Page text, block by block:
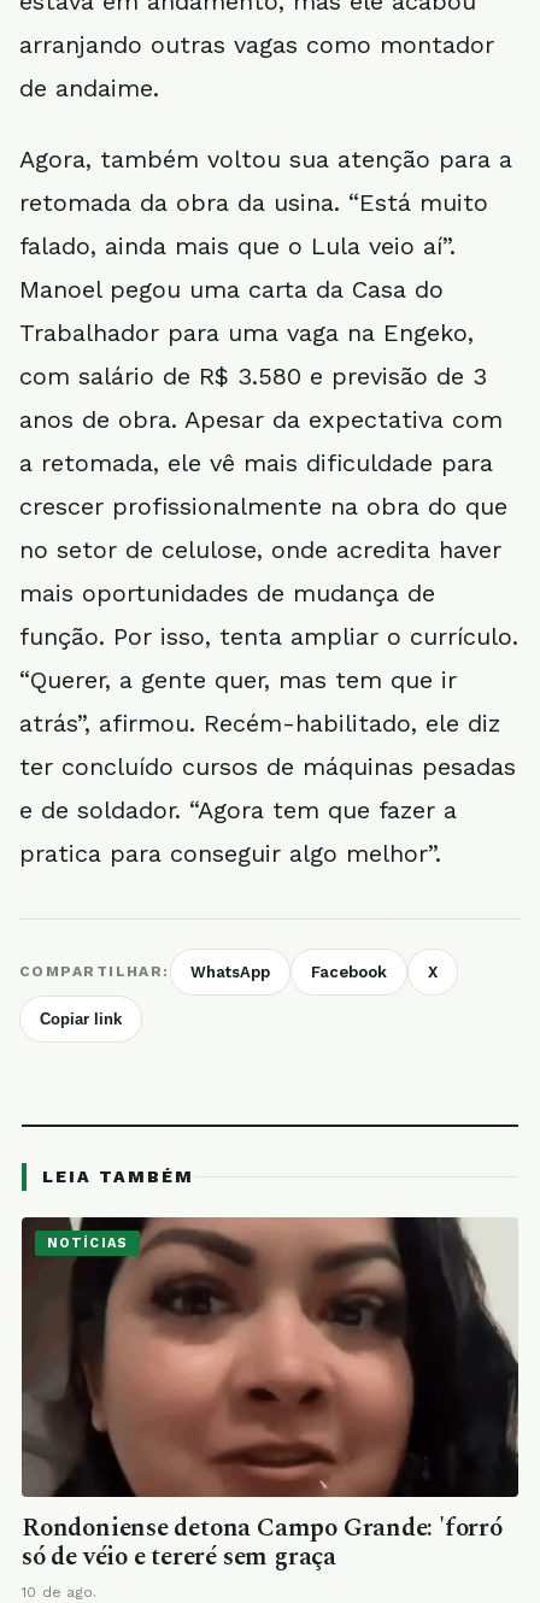
arranjando outras vagas como montador
de andaime.
Agora, também voltou sua atenção para a
retomada da obra da usina. “Está muito
falado, ainda mais que o Lula veio aí”.
Manoel pegou uma carta da Casa do
Trabalhador para uma vaga na Engeko,
com salário de R$ 3.580 e previsão de 3
anos de obra. Apesar da expectativa com
a retomada, ele vê mais dificuldade para
crescer profissionalmente na obra do que
no setor de celulose, onde acredita haver
mais oportunidades de mudança de
função. Por isso, tenta ampliar o currículo.
“Querer, a gente quer, mas tem que ir
atrás”, afirmou. Recém-habilitado, ele diz
ter concluído cursos de máquinas pesadas
e de soldador. “Agora tem que fazer a
pratica para conseguir algo melhor”.
COMPARTILHAR: WhatsApp Facebook X
Copiar link
LEIA TAMBÉM
NOTÍCIAS
Rondoniense detona Campo Grande: 'forró
só de véio e tereré sem graça
10 de ago.